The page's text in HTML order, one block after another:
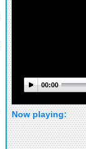
00:00
Now playing: